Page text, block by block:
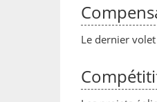
Le dernier